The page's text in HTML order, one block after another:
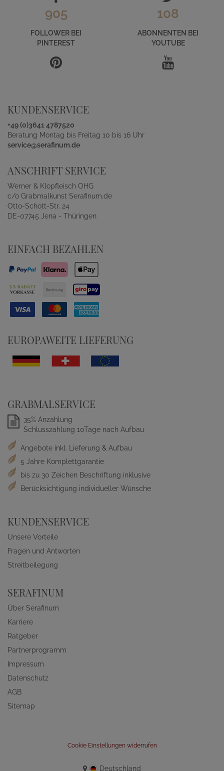
905
FOLLOWER BEI
PINTEREST
108
ABONNENTEN BEI
YOUTUBE
KUNDENSERVICE
+49 (0)3641 4787520
Beratung Montag bis Freitag 10 bis 16 Uhr
service@serafinum.de
ANSCHRIFT SERVICE
Werner & Klopfleisch OHG
c/o Grabmalkunst Serafinum.de
Otto-Schott-Str. 24
DE-07745 Jena - Thüringen
EINFACH BEZAHLEN
EUROPAWEITE LIEFERUNG
GRABMALSERVICE
35% Anzahlung
Schlusszahlung 10Tage nach Aufbau
Angebote inkl. Lieferung & Aufbau
5 Jahre Komplettgarantie
bis zu 30 Zeichen Beschriftung inklusive
Berücksichtigung individueller Wünsche
KUNDENSERVICE
Unsere Vorteile
Fragen und Antworten
Streitbeilegung
SERAFINUM
Über Serafinum
Karriere
Ratgeber
Partnerprogramm
Impressum
Datenschutz
AGB
Sitemap
Cookie Einstellungen widerrufen
Deutschland